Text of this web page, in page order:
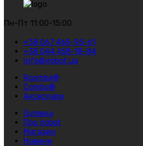
Пн-Пт 11:00-15:00
+38 067 465-95-61
+38 044 458-18-84
info@irobot.ua
Roomba®
Combo®
Аксесуари
Головна
Про irobot
Магазин
Новини